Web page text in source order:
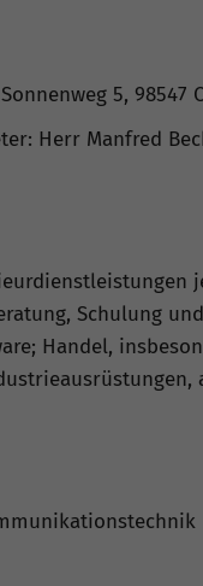
5, 98547
Herr Manfred
Schulung
Handel,